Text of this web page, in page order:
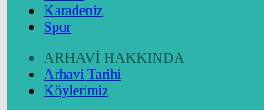
Karadeniz
Spor
ARHAVİ HAKKINDA
Arhavi Tarihi
Köylerimiz